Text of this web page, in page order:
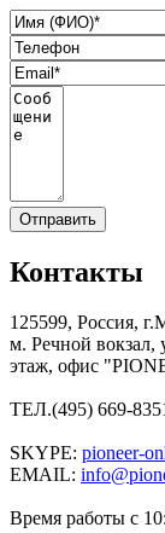
Контакты
125599, Россия,
м. Речной вокзал,
этаж, офис
ТЕЛ.(495) 669-
SKYPE: pioneer-
EMAIL:
Время работы с